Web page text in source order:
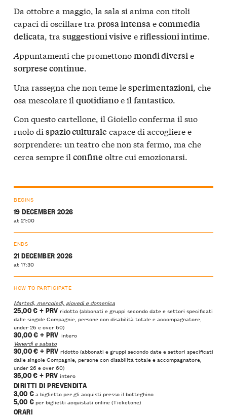
Da ottobre a maggio, la sala si anima con titoli
capaci di oscillare tra prosa intensaecommedia
delicata, tra suggestioni visive eriflessioni intime.
Appuntamenti che promettonomondi diversie
sorprese continue.
Una rassegna che non teme lesperimentazioni, che
osa mescolare il quotidianoe il fantastico.
Con questo cartellone, il Gioiello conferma il suo
ruolo di spazio culturale capace di accogliere e
sorprendere: un teatro che non sta fermo, ma che
cerca sempre il confine oltre cui emozionarsi.
BEGINS
19 DECEMBER 2026
at 21:00
ENDS
21 DECEMBER 2026
at 17:30
HOW TO PARTICIPATE
Martedì, mercoledì, giovedì e domenica
25,00 €+ PRVridotto (abbonati e gruppi secondo date e settori specificati
dalle singole Compagnie, persone con disabilità totale e accompagnatore,
under 26 e over 60)
30,00 €+ PRV intero
Venerdì e sabato
30,00 €+ PRV ridotto (abbonati e gruppi secondo date e settori specificati
dalle singole Compagnie, persone con disabilità totale e accompagnatore,
under 26 e over 60)
35,00 €+ PRV intero
DIRITTI DI PREVENDITA
3,00 €a biglietto per gli acquisti presso il botteghino
5,00€per biglietti acquistati online (Ticketone)
ORARI